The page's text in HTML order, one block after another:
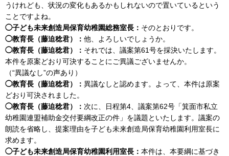
うけれども、状況の変化もあるかもしれないので置いているという
ことですよね。
◯子ども未来創造局保育幼稚園総務室長： そのとおりです。
◯教育長（藤迫稔君）： 他、よろしいでしょうか。
◯教育長（藤迫稔君）： それでは、議案第61号を採決いたします。
本件を原案どおり可決することにご異議ございませんか。
（“異議なし”の声あり）
◯教育長（藤迫稔君）： 異議なしと認めます。よって、本件は原案
どおり可決されました。
◯教育長（藤迫稔君）： 次に、日程第4、議案第62号「箕面市私立
幼稚園連盟補助金交付要綱改正の件」を議題といたします。議案の
朗読を省略し、提案理由を子ども未来創造局保育幼稚園利用室長に
求めます。
◯子ども未来創造局保育幼稚園利用室長： 本件は、本要綱に基づき